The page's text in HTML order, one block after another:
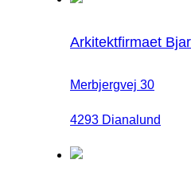
Arkitektfirmaet
Merbjergvej 30
4293 Dianalund